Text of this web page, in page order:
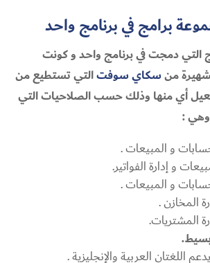
برامج في برنامج واحد
التي دمجت في برنامج واحد و كونت
منسكاي سوفتالتي تستطيع من
أي منها وذلك حسب الصلاحيات التي
:
و المبيعات .
و إدارة الفواتير.
و المبيعات .
المخازن .
المشتريات.
اللغتان العربية والإنجليزية .